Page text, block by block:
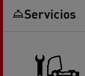
Servicios